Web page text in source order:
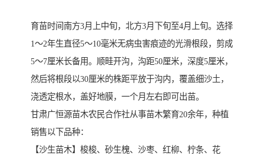
育苗时间南方3月上中旬，北方3月下旬至4月上旬。选择
1～2年生直径5～10毫米无病虫害痕迹的光滑根段，剪成
5～7厘米长备用。顺畦开沟，沟距50厘米，深度5厘米，
然后将根段以30厘米的株距平放于沟内，覆盖细沙土，
浇透定根水，盖好地膜，一个月左右即可出苗。
甘肃广恒源苗木农民合作社从事苗木繁育20余年，种植
销售以下品种：
【沙生苗木】梭梭、砂生槐、沙枣、红柳、柠条、花